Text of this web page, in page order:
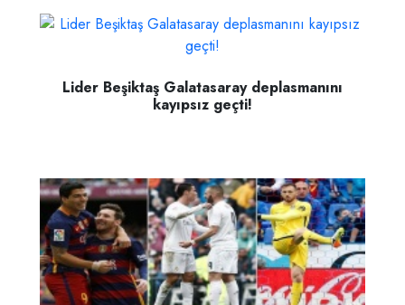
Lider Beşiktaş Galatasaray deplasmanını
kayıpsız geçti!